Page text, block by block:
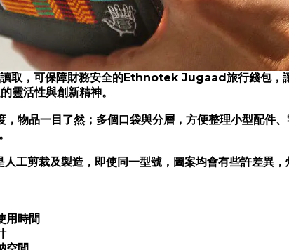
取，可保障財務安全的Ethnotek Jugaad 旅行錢包，
靈活性與創新精神。
物品一目了然；多個口袋與分層，方便整理小型配件
工剪裁及製造，即使同一型號，圖案均會有些許差異，
用時間